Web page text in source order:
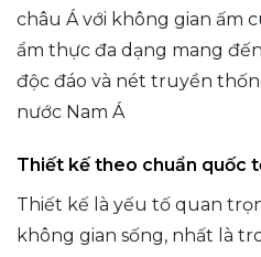
châu Á với không gian ấm
ẩm thực đa dạng mang
độc đáo và nét truyền
nước Nam Á
Thiết kế theo chuẩn quốc
Thiết kế là yếu tố quan
không gian sống, nhất là